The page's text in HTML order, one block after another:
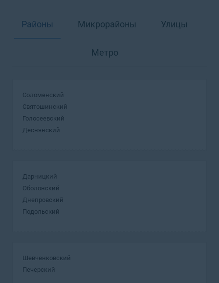
Районы Микрорайоны Улицы
Метро
Соломенский
Святошинский
Голосеевский
Деснянский
Дарницкий
Оболонский
Днепровский
Подольский
Шевченковский
Печерский